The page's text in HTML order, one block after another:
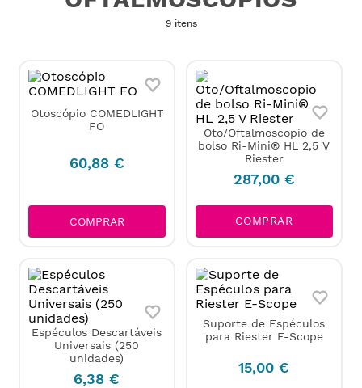
9 itens
Otoscópio COMEDLIGHT
FO
60,88 €
COMPRAR
Oto/Oftalmoscopio de
bolso Ri-Mini® HL 2,5 V
Riester
287,00 €
COMPRAR
Espéculos Descartáveis
Universais (250
unidades)
6,38 €
Suporte de Espéculos
para Riester E-Scope
15,00 €